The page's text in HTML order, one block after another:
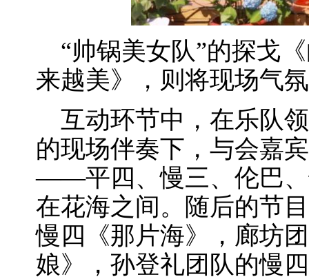
“帅锅美女队”的探戈
来越美》，则将现场气
互动环节中，在乐队
的现场伴奏下，与会嘉
——平四、慢三、伦巴、
在花海之间。随后的节
慢四《那片海》，廊坊
娘》，孙登礼团队的慢